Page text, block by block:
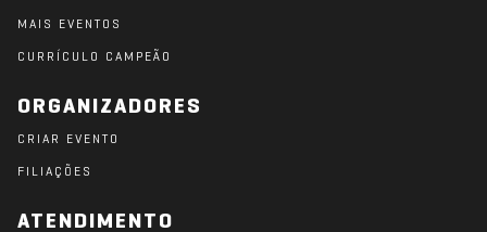
MAIS EVENTOS
CURRÍCULO CAMPEÃO
ORGANIZADORES
CRIAR EVENTO
FILIAÇÕES
ATENDIMENTO